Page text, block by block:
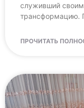
служивший
трансформацию.
ПРОЧИТАТЬ